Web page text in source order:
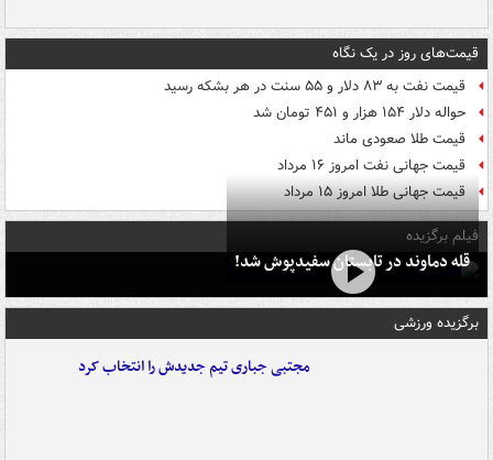
قیمت‌های روز در یک نگاه
قیمت نفت به ۸۳ دلار و ۵۵ سنت در هر بشکه رسید
حواله دلار ۱۵۴ هزار و ۴۵۱ تومان شد
قیمت طلا صعودی ماند
قیمت جهانی نفت امروز ۱۶ مرداد
قیمت جهانی طلا امروز ۱۵ مرداد
فیلم برگزیده
قله دماوند در تابستان سفیدپوش شد!
برگزیده ورزشی
مجتبی جباری تیم جدیدش را انتخاب کرد